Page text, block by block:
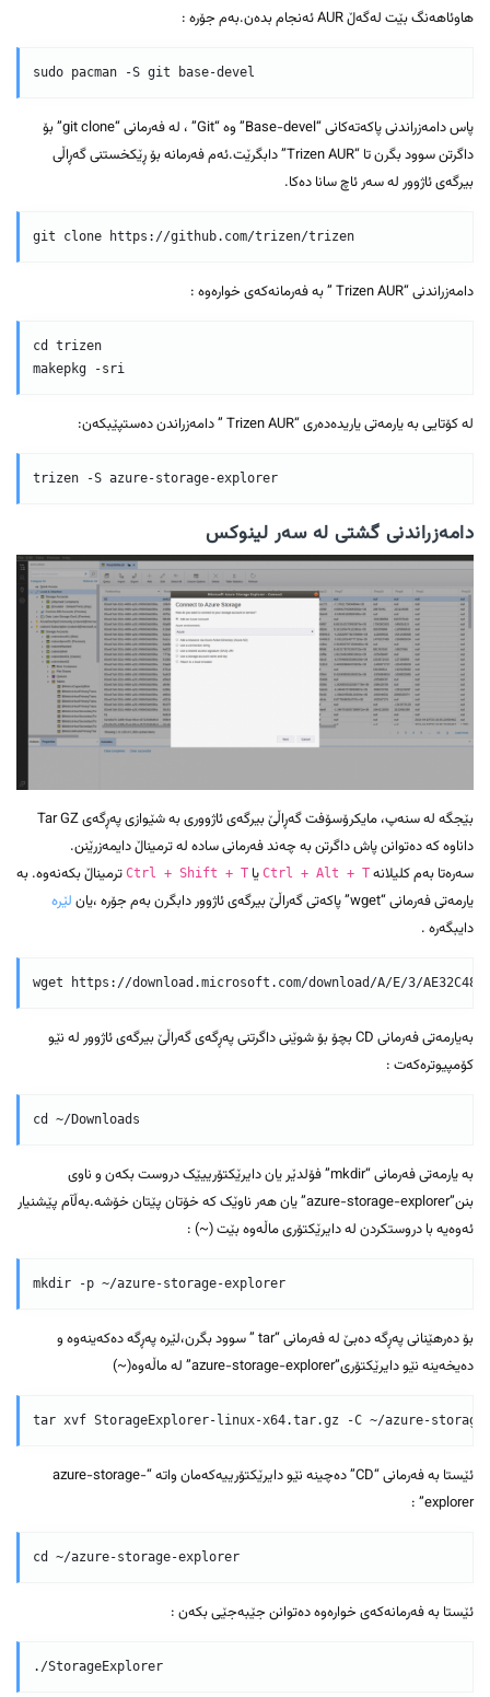
هاوئاهەنگ بێت لەگەڵ AUR ئەنجام بدەن.بەم جۆرە :
پاس دامەزراندنی پاکەتەکانی “Base-devel” وە “Git” ، لە فەرمانی “git clone” بۆ
داگرتن سوود بگرن تا “Trizen AUR” دابگرێت.ئەم فەرمانە بۆ ڕێکخستنی گەڕاڵی
بیرگەی ئاژوور لە سەر ئاچ سانا دەکا.
دامەزراندنی “Trizen AUR ” بە فەرمانەکەی خوارەوە :
cd trizen
لە کۆتایی بە یارمەتی یاریدەدەری “Trizen AUR ” دامەزراندن دەستپێبکەن:
دامەزراندنی گشتی لە سەر لینوکس
بێجگە لە سنەپ، مایکرۆسۆفت گەڕاڵێ بیرگەی ئاژووری بە شێوازی پەڕگەی Tar GZ
داناوە کە دەتوانن پاش داگرتن بە چەند فەرمانی سادە لە ترمیناڵ دایمەزرێنن.
سەرەتا بەم کلیلانە Ctrl + Alt + T یا Ctrl + Shift + T ترمیناڵ بکەنەوە. بە
یارمەتی فەرمانی “wget” پاکەتی گەراڵێ بیرگەی ئاژوور دابگرن بەم جۆرە ،یان
لێرە
دایبگەرە .
بەیارمەتی فەرمانی CD بچۆ بۆ شوێنی داگرتنی پەڕگەی گەراڵێ بیرگەی ئاژوور لە نێو
کۆمپیوترەکەت :
بە یارمەتی فەرمانی “mkdir” فۆلدێر یان دایرێکتۆرییێک دروست بکەن و ناوی
بنن”azure-storage-explorer” یان هەر ناوێک کە خۆتان پێتان خۆشە.بەڵآم پێشنیار
ئەوەیە با دروستکردن لە دایرێکتۆری ماڵەوە بێت (~) :
بۆ دەرهێنانی پەڕگە دەبێ لە فەرمانی “tar ” سوود بگرن،لێرە پەڕگە دەکەینەوە و
دەیخەینە نێو دایرێکتۆری”azure-storage-explorer” لە ماڵەوە(~)
ئێستا بە فەرمانی “CD” دەچینە نێو دایرێکتۆرییەکەمان واتە “azure-storage-
explorer” :
ئێستا بە فەرمانەکەی خوارەوە دەتوانن جێبەجێی بکەن :